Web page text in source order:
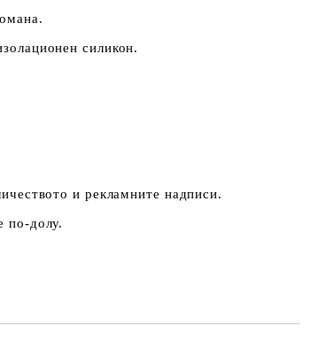
силикон.
и рекламните надписи.
по-долу.